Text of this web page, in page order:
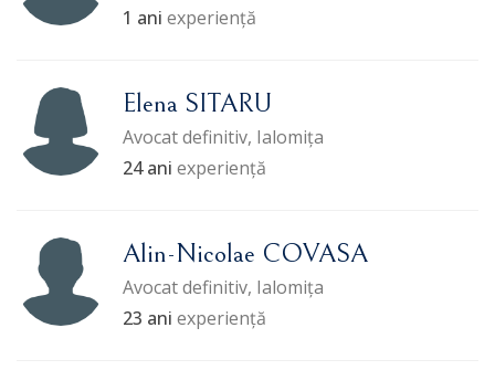
1 ani experiență
Elena SITARU
Avocat definitiv, Ialomița
24 ani experiență
Alin-Nicolae COVASA
Avocat definitiv, Ialomița
23 ani experiență